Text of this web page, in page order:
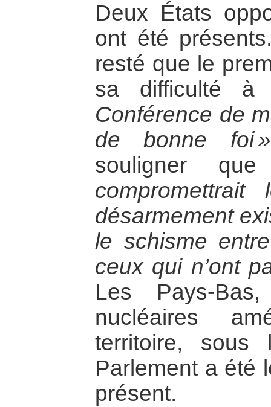
Deux États
ont été
resté que le
sa difficulté
Conférence de
de bonne foi »
souligner
désarmement
le schisme
ceux qui n’ont
Les Pays-
nucléaires
territoire,
Parlement a été
présent.